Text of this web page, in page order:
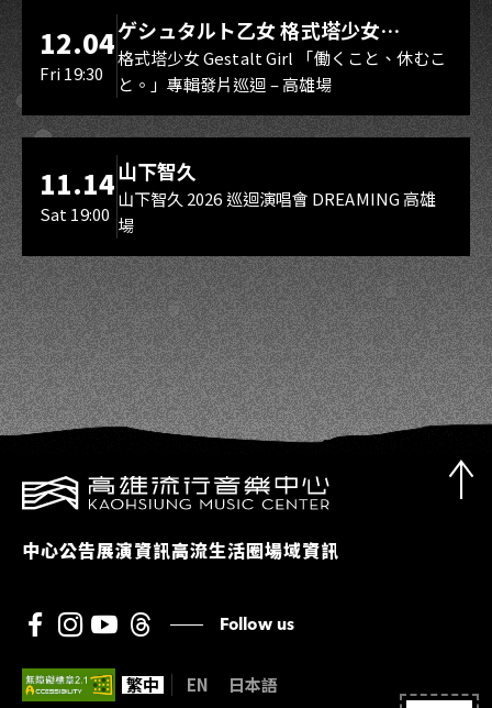
LIVE WAREHOUSE 小庫
12.04
Fri 19:30
ゲシュタルト乙女 格式塔少女
Gestalt Girl
格式塔少女 Gestalt Girl 「働くこと、休むこ
と。」專輯發片巡迴 – 高雄場
11.14
Sat 19:00
山下智久
山下智久 2026 巡迴演唱會 DREAMING 高雄
場
中心公告展演資訊高流生活圈場域資訊
Follow us
繁中 EN 日本語